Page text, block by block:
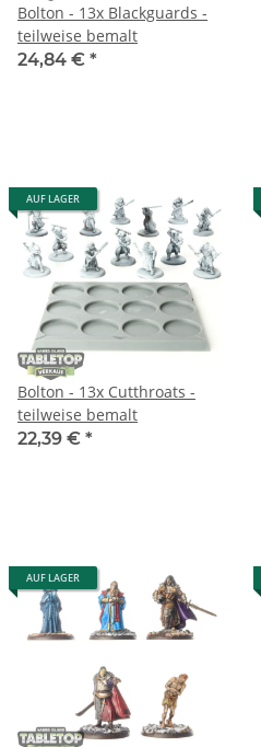
Bolton - 13x Blackguards -
teilweise bemalt
24,84 € *
AUF LAGER
Bolton - 13x Cutthroats -
teilweise bemalt
22,39 € *
AUF LAGER